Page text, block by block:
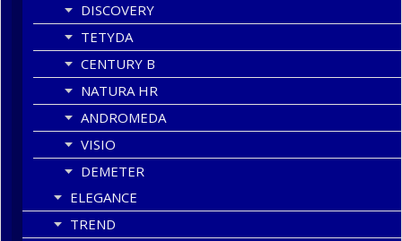
DISCOVERY
TETYDA
CENTURY B
NATURA HR
ANDROMEDA
VISIO
DEMETER
ELEGANCE
TREND